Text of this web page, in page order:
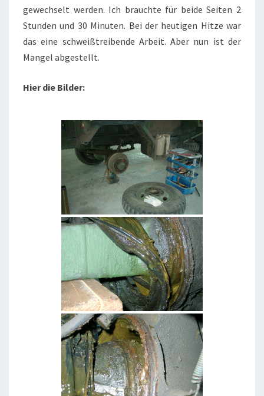
gewechselt werden. Ich brauchte für beide Seiten 2
Stunden und 30 Minuten. Bei der heutigen Hitze war
das eine schweißtreibende Arbeit. Aber nun ist der
Mangel abgestellt.
Hier die Bilder: